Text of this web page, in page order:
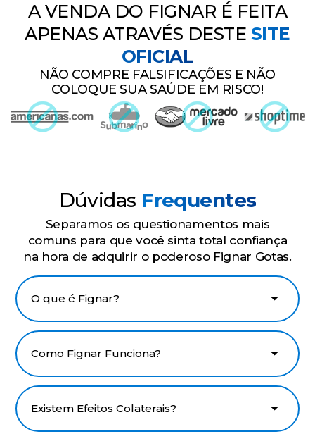
A VENDA DO FIGNAR É FEITA
APENAS ATRAVÉS DESTE SITE
OFICIAL
NÃO COMPRE FALSIFICAÇÕES E NÃO
COLOQUE SUA SAÚDE EM RISCO!
Dúvidas Frequentes
Separamos os questionamentos mais
comuns para que você sinta total confiança
na hora de adquirir o poderoso Fignar Gotas.
O que é Fignar?
Como Fignar Funciona?
Existem Efeitos Colaterais?